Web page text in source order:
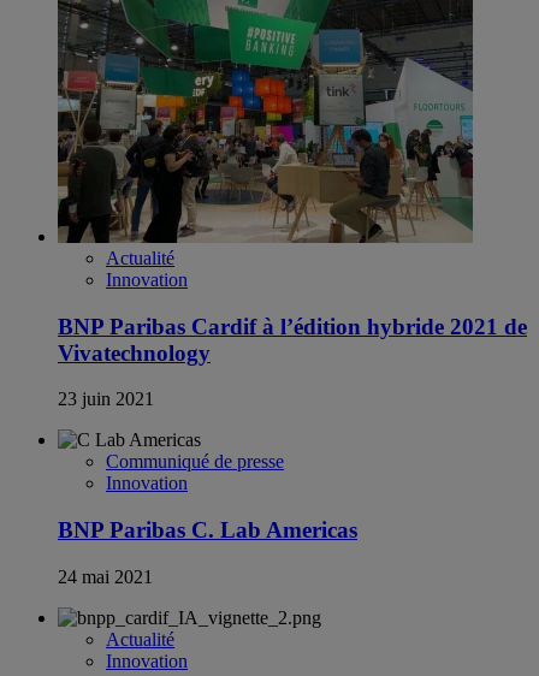
Actualité
Innovation
BNP Paribas Cardif à l’édition hybride 2021 de
Vivatechnology
23 juin 2021
Communiqué de presse
Innovation
BNP Paribas C. Lab Americas
24 mai 2021
Actualité
Innovation